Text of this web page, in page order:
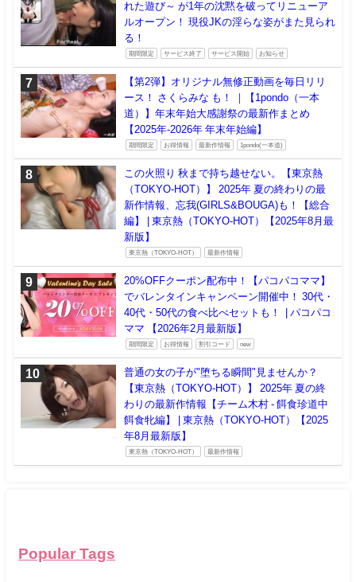
れた遊び～ が1年の沈黙を破ってリニューア
ルオープン！ 現役JKの淫らな姿がまた見られ
る！
期間限定 サービス終了 サービス開始 お知らせ
【第2弾】オリジナル無修正動画を毎日リリ
ース！ さくらみな も！ ｜【1pondo（一本
道）】年末年始大感謝祭の最新作まとめ
【2025年-2026年 年末年始編】
期間限定 お得情報 最新作情報 1pondo(一本道)
この火照り 秋まで持ち越せない。【東京熱
（TOKYO-HOT）】 2025年 夏の終わりの最
新作情報、忘我(GIRLS&BOUGA)も！【総合
編】 | 東京熱（TOKYO-HOT）【2025年8月最
新版】
東京熱（TOKYO-HOT） 最新作情報
20%OFFクーポン配布中！【パコパコママ】
でバレンタインキャンペーン開催中！ 30代・
40代・50代の食べ比べセットも！ | パコパコ
ママ 【2026年2月最新版】
期間限定 お得情報 割引コード new
普通の女の子が"堕ちる瞬間"見ませんか？
【東京熱（TOKYO-HOT）】 2025年 夏の終
わりの最新作情報【チーム木村 - 餌食珍道中
餌食牝編】 | 東京熱（TOKYO-HOT）【2025
年8月最新版】
東京熱（TOKYO-HOT） 最新作情報
Popular Tags